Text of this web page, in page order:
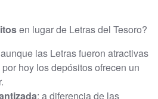
en lugar de Letras del Tesoro?
las Letras fueron atractivas
hoy los depósitos ofrecen un
: a diferencia de las